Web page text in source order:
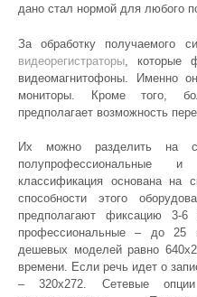
дано стал нормой для любого
За обработку получаемого
видеорегистраторы , которые
видеомагнитофоны. Именно
мониторы. Кроме того,
предполагает возможность
Их можно разделить на
полупрофессиональные
классификация основана на
способности этого
предполагают фиксацию
профессиональные – до 25
дешевых моделей равно
времени. Если речь идет о
– 320х272. Сетевые